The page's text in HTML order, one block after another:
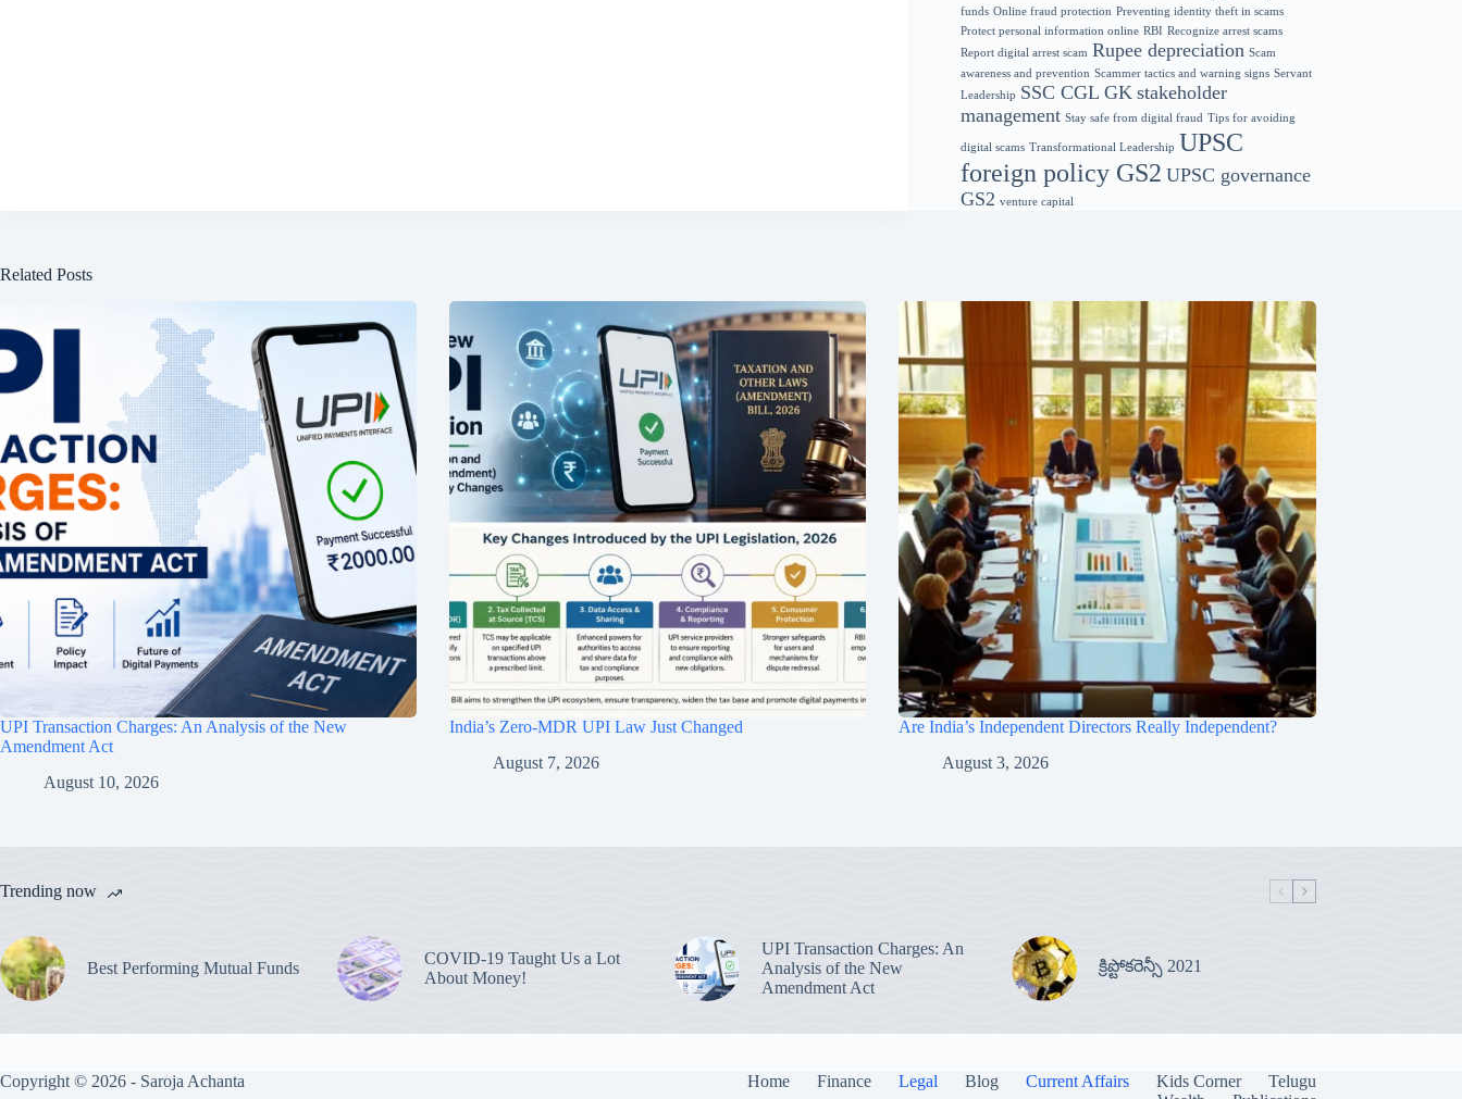
funds Online fraud protection Preventing identity theft in scams
Protect personal information online RBI Recognize arrest scams
Report digital arrest scam Rupee depreciation Scam
awareness and prevention Scammer tactics and warning signs Servant
Leadership SSC CGL GK stakeholder
management Stay safe from digital fraud Tips for avoiding
digital scams Transformational Leadership UPSC
foreign policy GS2 UPSC governance
GS2 venture capital
Related Posts
UPI Transaction Charges: An Analysis of the New
Amendment Act
August 10, 2026
India’s Zero-MDR UPI Law Just Changed
August 7, 2026
Are India’s Independent Directors Really Independent?
August 3, 2026
Trending now
Best Performing Mutual Funds
COVID-19 Taught Us a Lot
About Money!
UPI Transaction Charges: An
Analysis of the New
Amendment Act
క్రిప్టోకరెన్సీ 2021
Copyright © 2026 - Saroja Achanta Home Finance Legal Blog Current Affairs Kids Corner
Telugu